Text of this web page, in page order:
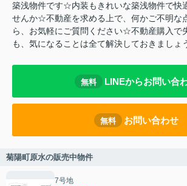
築浅物件です☆内装もきれいな築浅物件で快
せんか☆不動産を求める上で、何かご不明な
ら、お気軽にご質問ください☆不動産購入で
も、気になることは全て解決しておきましょ
無料 LINEからお問い合
無料 お問い合わせ
菊陽町原水の販売中物件
7号地